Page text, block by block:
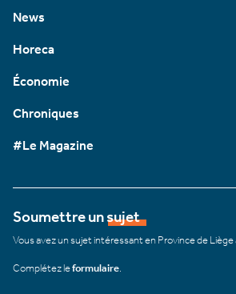
News
Horeca
Économie
Chroniques
#Le Magazine
Soumettre un sujet
Vous avez un sujet intéressant en Province de
Complétez leformulaire